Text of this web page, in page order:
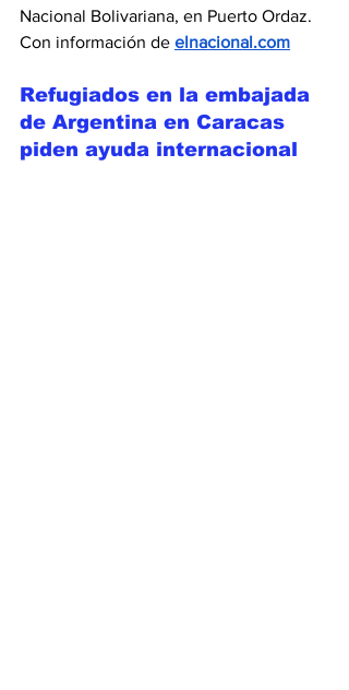
Nacional Bolivariana, en Puerto Ordaz.
Con información de elnacional.com
Refugiados en la embajada
de Argentina en Caracas
piden ayuda internacional